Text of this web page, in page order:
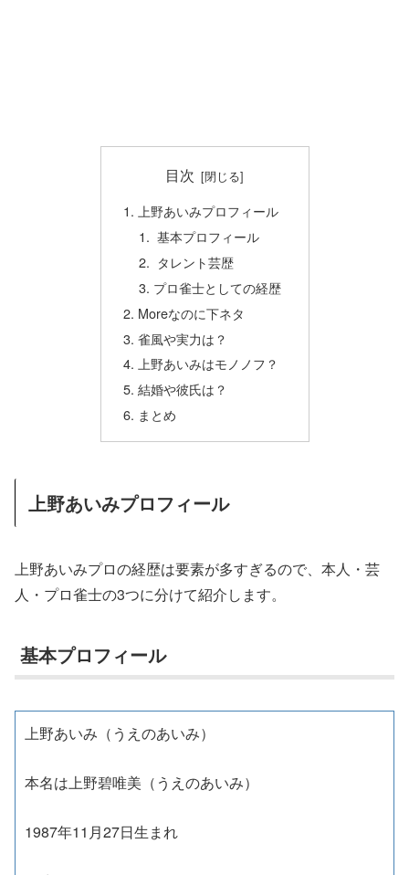
目次
上野あいみプロフィール
基本プロフィール
タレント芸歴
プロ雀士としての経歴
Moreなのに下ネタ
雀風や実力は？
上野あいみはモノノフ？
結婚や彼氏は？
まとめ
上野あいみプロフィール
上野あいみプロの経歴は要素が多すぎるので、本人・芸
人・プロ雀士の3つに分けて紹介します。
基本プロフィール
上野あいみ（うえのあいみ）
本名は上野碧唯美（うえのあいみ）
1987年11月27日生まれ